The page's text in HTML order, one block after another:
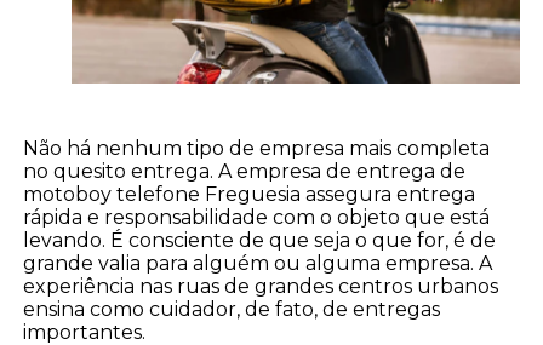
Não há nenhum tipo de empresa mais completa
no quesito entrega. A empresa de entrega de
motoboy telefone Freguesia assegura entrega
rápida e responsabilidade com o objeto que está
levando. É consciente de que seja o que for, é de
grande valia para alguém ou alguma empresa. A
experiência nas ruas de grandes centros urbanos
ensina como cuidador, de fato, de entregas
importantes.